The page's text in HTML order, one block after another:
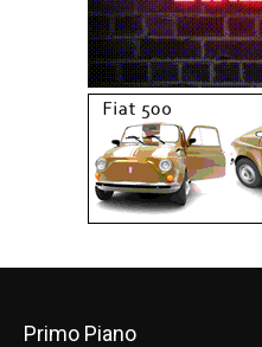
Primo Piano